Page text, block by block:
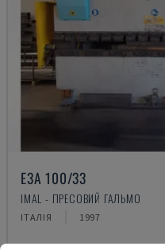
E3A 100/33
IMAL - ПРЕСОВИЙ ГАЛЬМО
ІТАЛІЯ 1997